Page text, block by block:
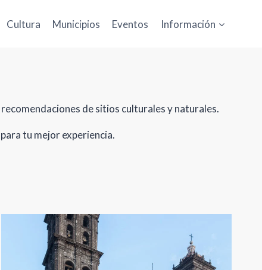
Cultura Municipios Eventos Información
de sitios culturales y naturales.
tu mejor experiencia.